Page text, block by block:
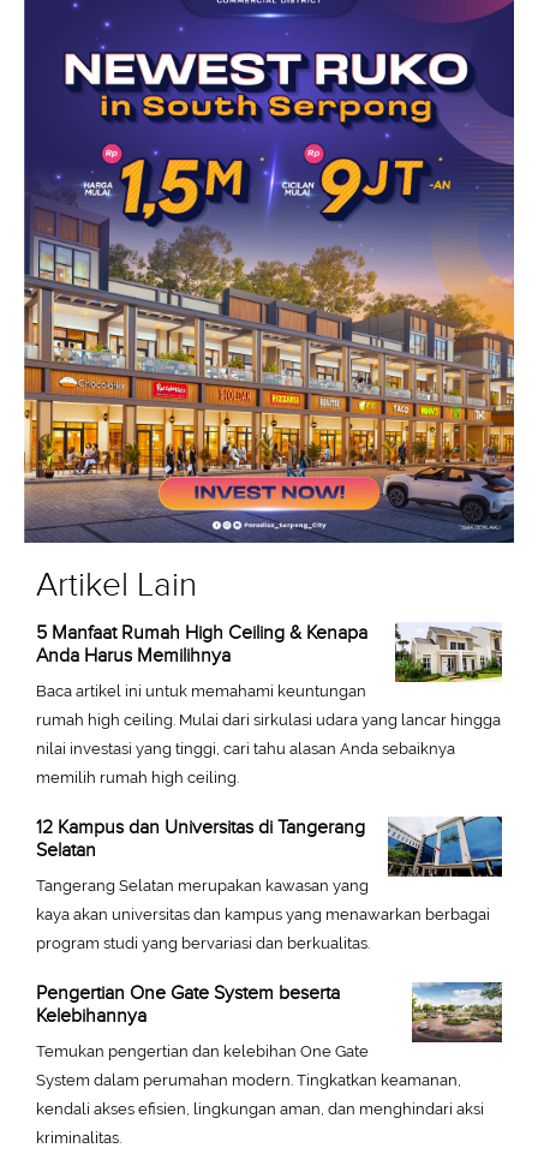
Artikel Lain
5 Manfaat Rumah High Ceiling & Kenapa
Anda Harus Memilihnya
Baca artikel ini untuk memahami keuntungan
rumah high ceiling. Mulai dari sirkulasi udara yang lancar hingga
nilai investasi yang tinggi, cari tahu alasan Anda sebaiknya
memilih rumah high ceiling.
12 Kampus dan Universitas di Tangerang
Selatan
Tangerang Selatan merupakan kawasan yang
kaya akan universitas dan kampus yang menawarkan berbagai
program studi yang bervariasi dan berkualitas.
Pengertian One Gate System beserta
Kelebihannya
Temukan pengertian dan kelebihan One Gate
System dalam perumahan modern. Tingkatkan keamanan,
kendali akses efisien, lingkungan aman, dan menghindari aksi
kriminalitas.